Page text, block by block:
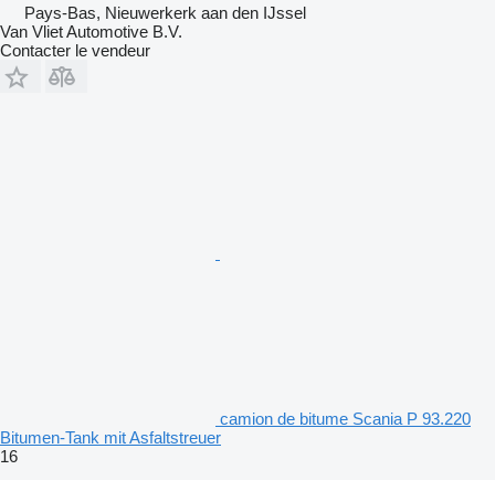
Pays-Bas, Nieuwerkerk aan den IJssel
Van Vliet Automotive B.V.
Contacter le vendeur
camion de bitume Scania P 93.220
Bitumen-Tank mit Asfaltstreuer
16